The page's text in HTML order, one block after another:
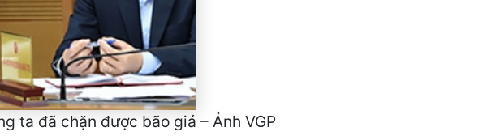
ta đã chặn được bão giá – Ảnh VGP